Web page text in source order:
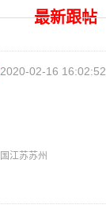
最新跟帖
2020-02-16 16:02:52
江苏苏州